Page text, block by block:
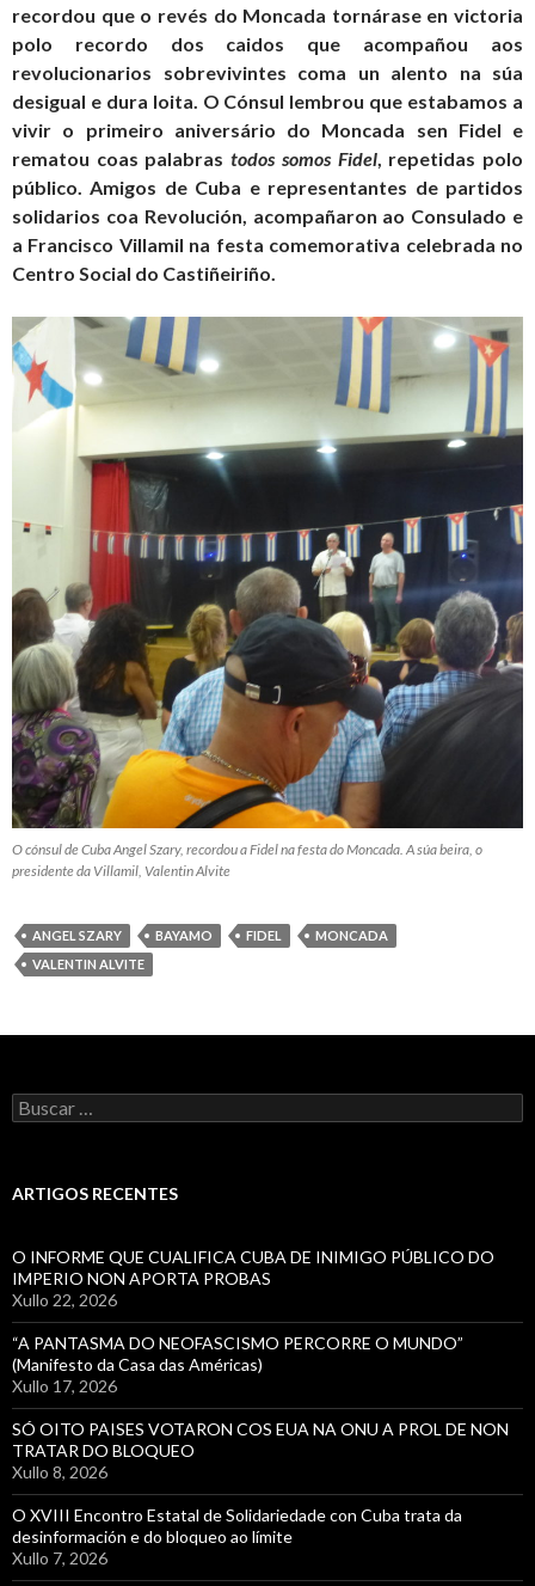
recordou que o revés do Moncada tornárase en victoria
polo recordo dos caidos que acompañou aos
revolucionarios sobrevivintes coma un alento na súa
desigual e dura loita. O Cónsul lembrou que estabamos a
vivir o primeiro aniversário do Moncada sen Fidel e
rematou coas palabrastodos somos Fidel, repetidas polo
público. Amigos de Cuba e representantes de partidos
solidarios coa Revolución, acompañaron ao Consulado e
a Francisco Villamil na festa comemorativa celebrada no
Centro Social do Castiñeiriño.
O cónsul de Cuba Angel Szary, recordou a Fidel na festa do Moncada. A súa beira, o
presidente da Villamil, Valentin Alvite
ANGEL SZARY BAYAMO FIDEL
MONCADA
VALENTIN ALVITE
Buscar:
ARTIGOS RECENTES
O INFORME QUE CUALIFICA CUBA DE INIMIGO PÚBLICO DO
IMPERIO NON APORTA PROBAS
Xullo 22, 2026
“A PANTASMA DO NEOFASCISMO PERCORRE O MUNDO”
(Manifesto da Casa das Américas)
Xullo 17, 2026
SÓ OITO PAISES VOTARON COS EUA NA ONU A PROL DE NON
TRATAR DO BLOQUEO
Xullo 8, 2026
O XVIII Encontro Estatal de Solidariedade con Cuba trata da
desinformación e do bloqueo ao límite
Xullo 7, 2026